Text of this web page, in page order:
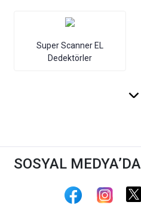
Super Scanner EL
Dedektörler
SOSYAL MEDYA’DA